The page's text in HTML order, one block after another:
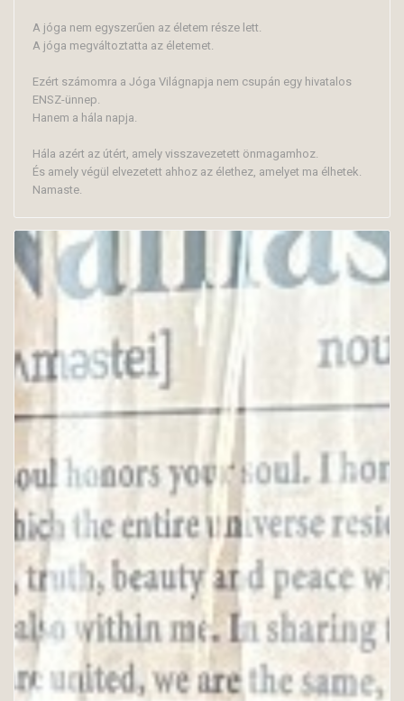
A jóga nem egyszerűen az életem része lett.
A jóga megváltoztatta az életemet.
Ezért számomra a Jóga Világnapja nem csupán egy hivatalos
ENSZ-ünnep.
Hanem a hála napja.
Hála azért az útért, amely visszavezetett önmagamhoz.
És amely végül elvezetett ahhoz az élethez, amelyet ma élhetek.
Namaste.